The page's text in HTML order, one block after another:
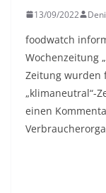
13/09/2022
foodwatch
Wochenzeitung
Zeitung wurden
„klimaneutral“-
einen